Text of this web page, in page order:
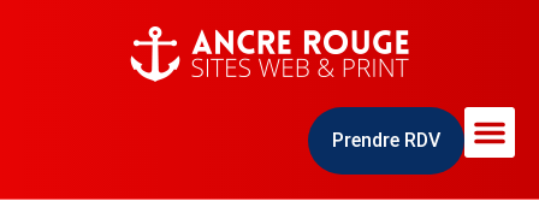
Prendre RDV